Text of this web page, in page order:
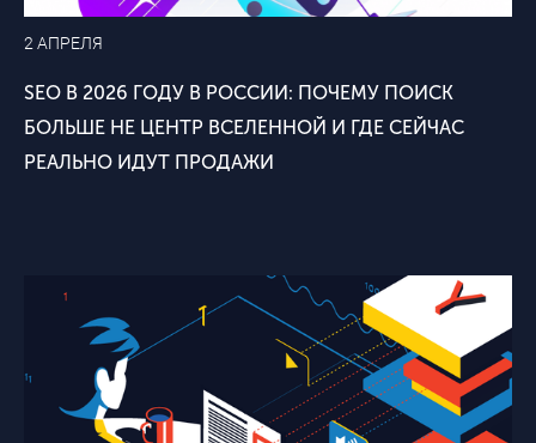
2 АПРЕЛЯ
SEO В 2026 ГОДУ В РОССИИ: ПОЧЕМУ ПОИСК
БОЛЬШЕ НЕ ЦЕНТР ВСЕЛЕННОЙ И ГДЕ СЕЙЧАС
РЕАЛЬНО ИДУТ ПРОДАЖИ